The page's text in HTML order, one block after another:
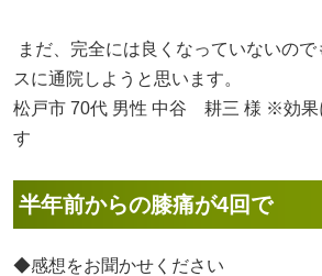
まだ、完全には良くなっていないの
スに通院しようと思います。
松戸市 70代 男性 中谷 耕三 様 ※効果
す
半年前からの膝痛が4回で
◆感想をお聞かせください